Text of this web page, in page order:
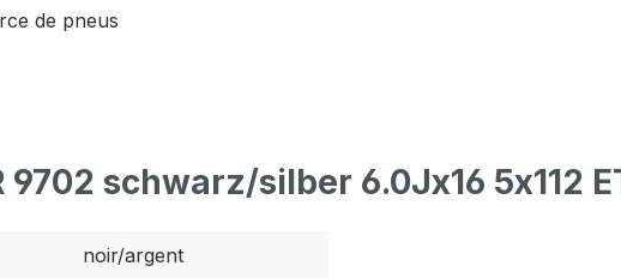
de pneus
schwarz/silber 6.0Jx16 5x112
noir/argent